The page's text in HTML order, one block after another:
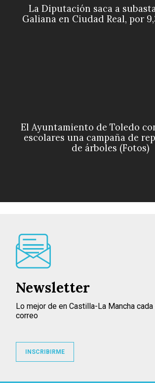
La Diputación saca a
Galiana en Ciudad Real, por
El Ayuntamiento de Toledo
escolares una campaña de
de árboles (Fotos)
Newsletter
Lo mejor de en Castilla-La Mancha
correo
INSCRIBIRME